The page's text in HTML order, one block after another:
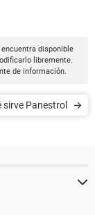
disponible
libremente.
de información.
sirve Panestrol